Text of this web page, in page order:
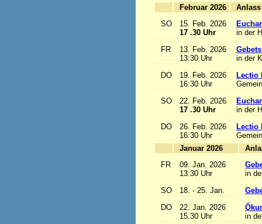
Februar 2026
SO
15. Feb. 2026
17 .30 Uhr
in der
FR
13. Feb. 2026
13:30 Uhr
in der
DO
19. Feb. 2026
16:30 Uhr
Lectio
SO
22. Feb. 2026
17 .30 Uhr
in der
DO
26. Feb. 2026
16:30 Uhr
Lectio
Januar 2026
FR
09. Jan. 2026
13:30 Uhr
in
SO
18. - 25. Jan.
DO
22. Jan. 2026
15.30 Uhr
in